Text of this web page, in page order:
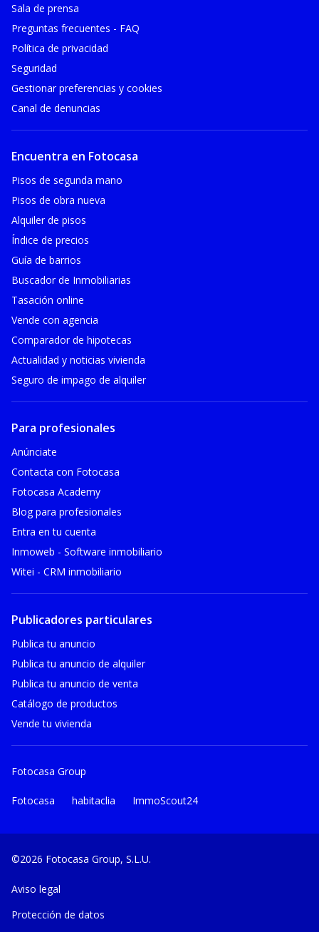
Sala de prensa
Preguntas frecuentes - FAQ
Política de privacidad
Seguridad
Gestionar preferencias y cookies
Canal de denuncias
Encuentra en Fotocasa
Pisos de segunda mano
Pisos de obra nueva
Alquiler de pisos
Índice de precios
Guía de barrios
Buscador de Inmobiliarias
Tasación online
Vende con agencia
Comparador de hipotecas
Actualidad y noticias vivienda
Seguro de impago de alquiler
Para profesionales
Anúnciate
Contacta con Fotocasa
Fotocasa Academy
Blog para profesionales
Entra en tu cuenta
Inmoweb - Software inmobiliario
Witei - CRM inmobiliario
Publicadores particulares
Publica tu anuncio
Publica tu anuncio de alquiler
Publica tu anuncio de venta
Catálogo de productos
Vende tu vivienda
Fotocasa Group
Fotocasa habitaclia ImmoScout24
©2026 Fotocasa Group, S.L.U.
Aviso legal
Protección de datos